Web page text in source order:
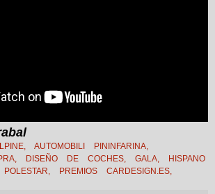
AUTOMOBILI PININFARINA
DISEÑO DE COCHES GALA
HISPANO
POLESTAR PREMIOS CARDESIGN.ES